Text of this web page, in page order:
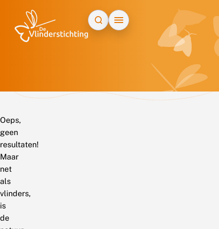
Oeps,
geen
resultaten!
Maar
net
als
vlinders,
is
de